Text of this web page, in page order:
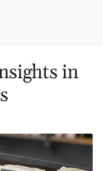
in